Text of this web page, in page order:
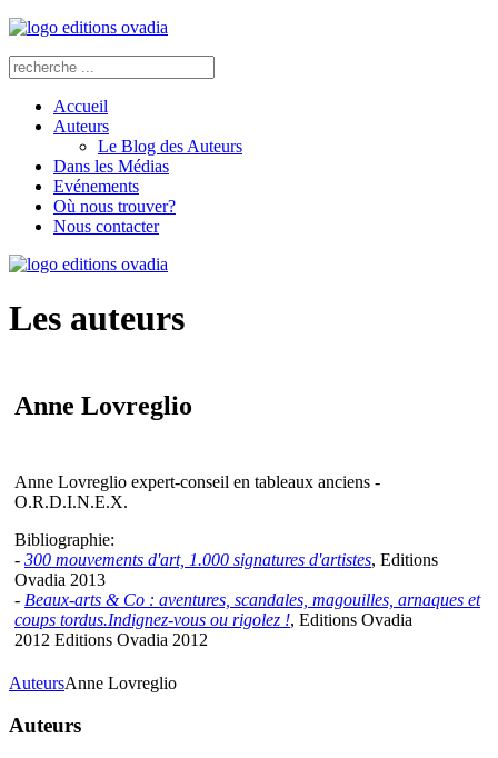
Accueil
Auteurs
Le Blog des Auteurs
Dans les Médias
Evénements
Où nous trouver?
Nous contacter
Les auteurs
Anne Lovreglio
Anne Lovreglio expert-conseil en tableaux anciens -
O.R.D.I.N.E.X.
Bibliographie:
- 300 mouvements d'art, 1.000 signatures d'artistes, Editions
Ovadia 2013
- Beaux-arts & Co : aventures, scandales, magouilles, arnaques et
coups tordus.Indignez-vous ou rigolez !, Editions Ovadia
2012 Editions Ovadia 2012
AuteursAnne Lovreglio
Auteurs